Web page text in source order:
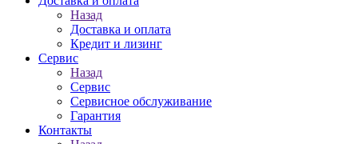
Назад
Доставка и оплата
Кредит и лизинг
Сервис
Назад
Сервис
Сервисное обслуживание
Гарантия
Контакты